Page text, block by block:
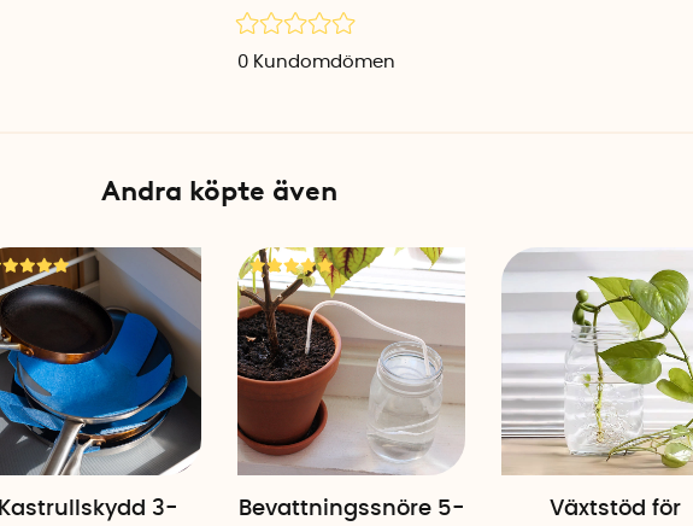
Mått: 15 x 6 x 5 cm
Volym: 450 ml
Material: BPA-fri plast
0 Kundomdömen
Andra köpte även
Kastrullskydd 3-
Bevattningssnöre 5-
Växtstöd för